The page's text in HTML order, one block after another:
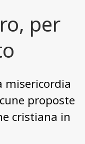
per
misericordia
proposte
cristiana in